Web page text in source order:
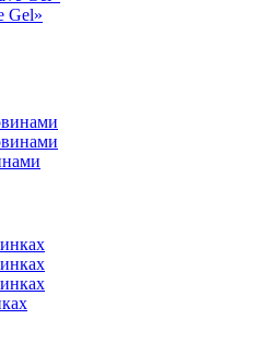
Gel»